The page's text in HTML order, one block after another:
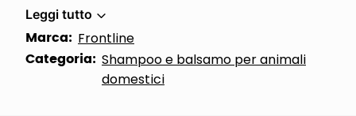
Leggi tutto
Marca: Frontline
Categoria: Shampoo e balsamo per animali
domestici